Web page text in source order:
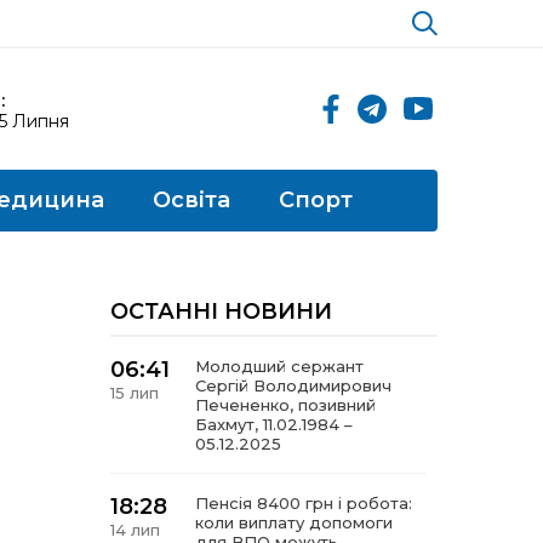
Липня
Освіта Спорт
ОСТАННІ НОВИНИ
06:41
15 лип
Молодший сержант
Сергій Володимирович
Печененко, позивний
Бахмут, 11.02.1984 –
05.12.2025
18:28
14 лип
Пенсія 8400 грн і робота:
коли виплату допомоги